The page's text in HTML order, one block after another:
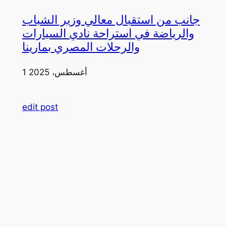
جانب من استقبال معالي وزير الشباب
والرياضة في استراحة نادي السيارات
والرحلات المصري بمارينا
1 أغسطس، 2025
edit post